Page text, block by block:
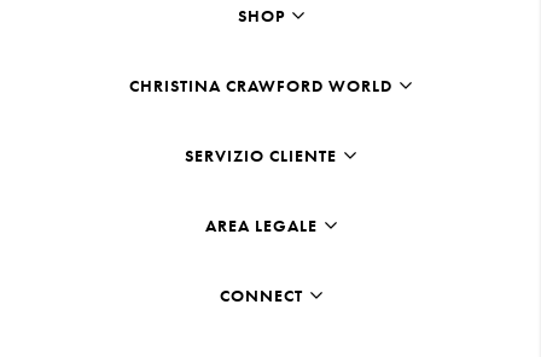
SHOP
CHRISTINA CRAWFORD WORLD
SERVIZIO CLIENTE
AREA LEGALE
CONNECT